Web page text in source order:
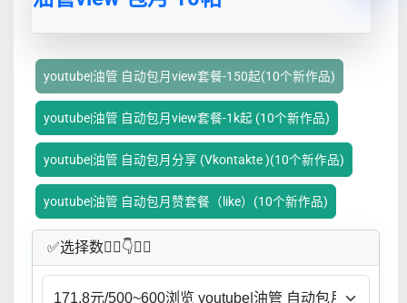
youtube|油管 自动包月view套餐-150起(10个新作品)
youtube|油管 自动包月view套餐-1k起 (10个新作品)
youtube|油管 自动包月分享 (Vkontakte )(10个新作品)
youtube|油管 自动包月赞套餐（like）(10个新作品)
✅​选择数👇🏻​​👇👇🏻​​